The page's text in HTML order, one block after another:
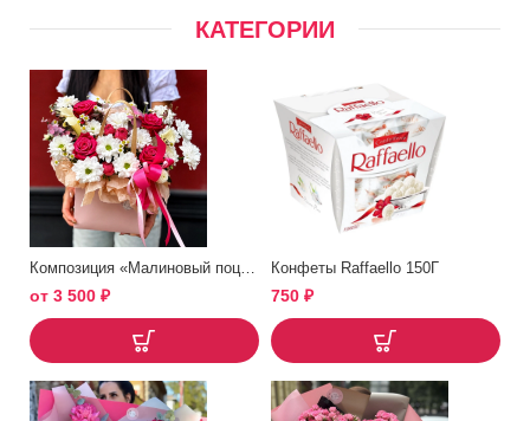
КАТЕГОРИИ
от 3 500 ₽
Конфеты Raffaello 150Г
750 ₽